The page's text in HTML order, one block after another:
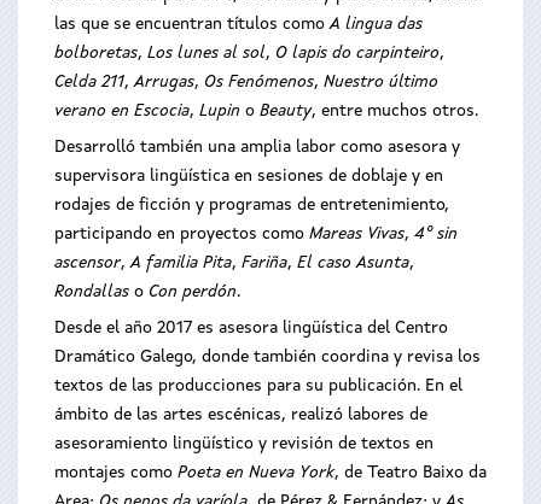
las que se encuentran títulos comoA lingua das
bolboretas, Los lunes al sol, O lapis do carpinteiro,
Celda 211,Arrugas, Os Fenómenos, Nuestro último
verano en Escocia, Lupin o Beauty, entre muchos otros.
Desarrolló también una amplia labor como asesora y
supervisora lingüística en sesiones de doblaje y en
rodajes de ficción y programas de entretenimiento,
participando en proyectos como Mareas Vivas, 4º sin
ascensor,A familia Pita, Fariña, El caso Asunta,
Rondallas o Con perdón.
Desde el año 2017 es asesora lingüística del Centro
Dramático Galego, donde también coordina y revisa los
textos de las producciones para su publicación. En el
ámbito de las artes escénicas, realizó labores de
asesoramiento lingüístico y revisión de textos en
montajes como Poeta en Nueva York, de Teatro Baixo da